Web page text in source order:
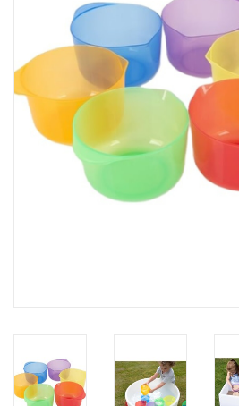
kinderkamer
eten & drinken
knuffels